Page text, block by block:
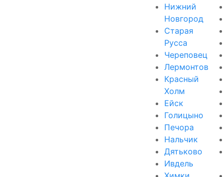
Нижний
Новгород
Старая
Русса
Череповец
Лермонтов
Красный
Холм
Ейск
Голицыно
Печора
Нальчик
Дятьково
Ивдель